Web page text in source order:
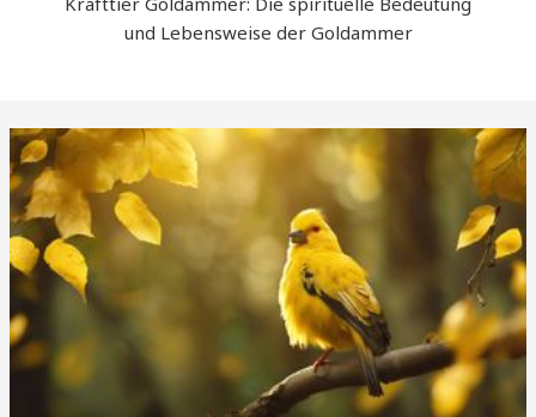
und Lebensweise der Goldammer